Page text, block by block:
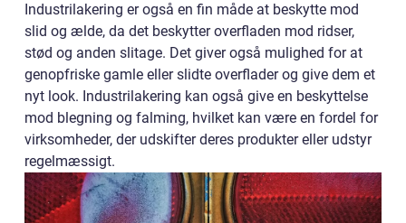
Industrilakering er også en fin måde at beskytte mod
slid og ælde, da det beskytter overfladen mod ridser,
stød og anden slitage. Det giver også mulighed for at
genopfriske gamle eller slidte overflader og give dem et
nyt look. Industrilakering kan også give en beskyttelse
mod blegning og falming, hvilket kan være en fordel for
virksomheder, der udskifter deres produkter eller udstyr
regelmæssigt.